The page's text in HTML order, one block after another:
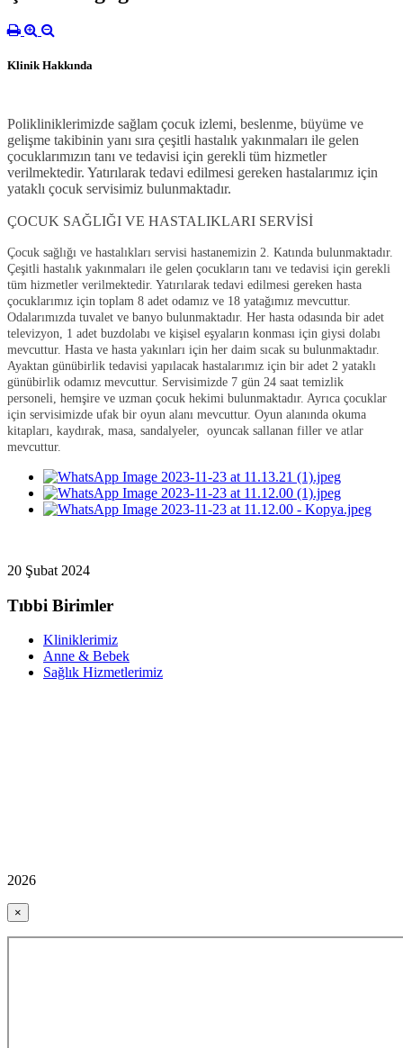
Klinik Hakkında
Polikliniklerimizde sağlam çocuk izlemi, beslenme, büyüme ve
gelişme takibinin yanı sıra çeşitli hastalık yakınmaları ile gelen
çocuklarımızın tanı ve tedavisi için gerekli tüm hizmetler
verilmektedir. Yatırılarak tedavi edilmesi gereken hastalarımız için
yataklı çocuk servisimiz bulunmaktadır.
ÇOCUK SAĞLIĞI VE HASTALIKLARI SERVİSİ
Çocuk sağlığı ve hastalıkları servisi hastanemizin 2. Katında bulunmaktadır.
Çeşitli hastalık yakınmaları ile gelen çocukların tanı ve tedavisi için gerekli
tüm hizmetler verilmektedir. Yatırılarak tedavi edilmesi gereken hasta
çocuklarımız için toplam 8 adet odamız ve 18 yatağımız mevcuttur.
Odalarımızda tuvalet ve banyo bulunmaktadır. Her hasta odasında bir adet
televizyon, 1 adet buzdolabı ve kişisel eşyaların konması için giysi dolabı
mevcuttur. Hasta ve hasta yakınları için her daim sıcak su bulunmaktadır.
Ayaktan günübirlik tedavisi yapılacak hastalarımız için bir adet 2 yataklı
günübirlik odamız mevcuttur. Servisimizde 7 gün 24 saat temizlik
personeli, hemşire ve uzman çocuk hekimi bulunmaktadır. Ayrıca çocuklar
için servisimizde ufak bir oyun alanı mevcuttur. Oyun alanında okuma
kitapları, kaydırak, masa, sandalyeler, oyuncak sallanan filler ve atlar
mevcuttur.
20 Şubat 2024
Tıbbi Birimler
Kliniklerimiz
Anne & Bebek
Sağlık Hizmetlerimiz
2026
×